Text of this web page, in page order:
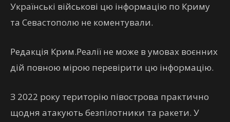
Українські військові цю інформацію по Криму
та Севастополю не коментували.
Редакція Крим.Реалії не може в умовах воєнних
дій повною мірою перевірити цю інформацію.
З 2022 року територію півострова практично
щодня атакують безпілотники та ракети. У